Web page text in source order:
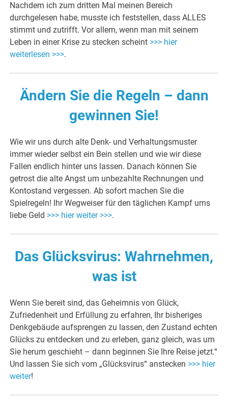
Nachdem ich zum dritten Mal meinen Bereich
durchgelesen habe, musste ich feststellen, dass ALLES
stimmt und zutrifft. Vor allem, wenn man mit seinem
Leben in einer Krise zu stecken scheint >>> hier
weiterlesen >>>.
Ändern Sie die Regeln – dann
gewinnen Sie!
Wie wir uns durch alte Denk- und Verhaltungsmuster
immer wieder selbst ein Bein stellen und wie wir diese
Fallen endlich hinter uns lassen. Danach können Sie
getrost die alte Angst um unbezahlte Rechnungen und
Kontostand vergessen. Ab sofort machen Sie die
Spielregeln! Ihr Wegweiser für den täglichen Kampf ums
liebe Geld >>> hier weiter >>>.
Das Glücksvirus: Wahrnehmen,
was ist
Wenn Sie bereit sind, das Geheimnis von Glück,
Zufriedenheit und Erfüllung zu erfahren, Ihr bisheriges
Denkgebäude aufsprengen zu lassen, den Zustand echten
Glücks zu entdecken und zu erleben, ganz gleich, was um
Sie herum geschieht – dann beginnen Sie Ihre Reise jetzt.“
Und lassen Sie sich vom „Glücksvirus“ anstecken >>> hier
weiter!